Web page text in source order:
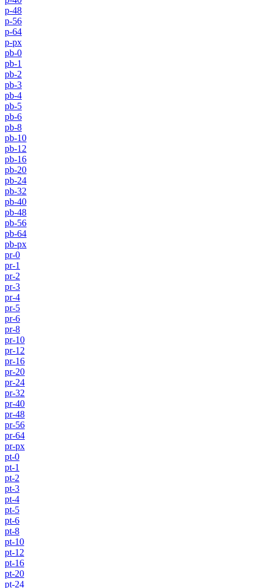
p-48
p-56
p-64
p-px
pb-0
pb-1
pb-2
pb-3
pb-4
pb-5
pb-6
pb-8
pb-10
pb-12
pb-16
pb-20
pb-24
pb-32
pb-40
pb-48
pb-56
pb-64
pb-px
pr-0
pr-1
pr-2
pr-3
pr-4
pr-5
pr-6
pr-8
pr-10
pr-12
pr-16
pr-20
pr-24
pr-32
pr-40
pr-48
pr-56
pr-64
pr-px
pt-0
pt-1
pt-2
pt-3
pt-4
pt-5
pt-6
pt-8
pt-10
pt-12
pt-16
pt-20
pt-24